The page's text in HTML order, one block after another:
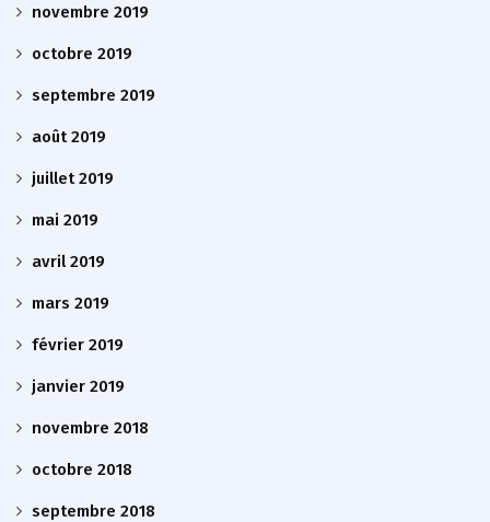
novembre 2019
octobre 2019
septembre 2019
août 2019
juillet 2019
mai 2019
avril 2019
mars 2019
février 2019
janvier 2019
novembre 2018
octobre 2018
septembre 2018